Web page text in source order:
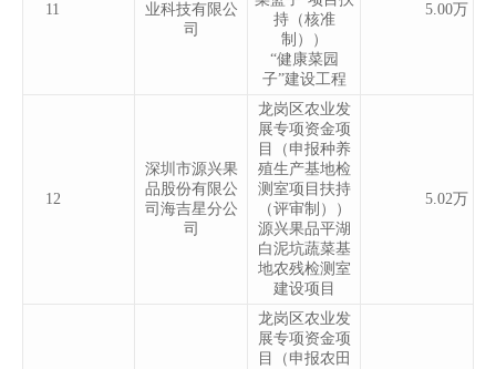
11
业科技有限公
司
持（核准
制））
“健康菜园
子”建设工程
5.00万
12
深圳市源兴果
品股份有限公
司海吉星分公
司
龙岗区农业发
展专项资金项
目（申报种养
殖生产基地检
测室项目扶持
（评审制））
源兴果品平湖
白泥坑蔬菜基
地农残检测室
建设项目
5.02万
龙岗区农业发
展专项资金项
目（申报农田